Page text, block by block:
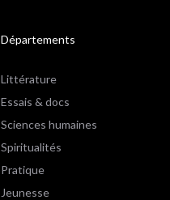
Départements
Littérature
Essais & docs
Sciences humaines
Spiritualités
Pratique
Jeunesse